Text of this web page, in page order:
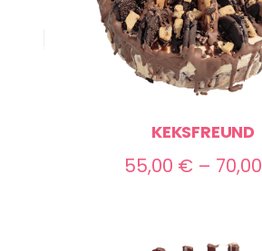
KEKSFREUND
55,00 € – 70,00